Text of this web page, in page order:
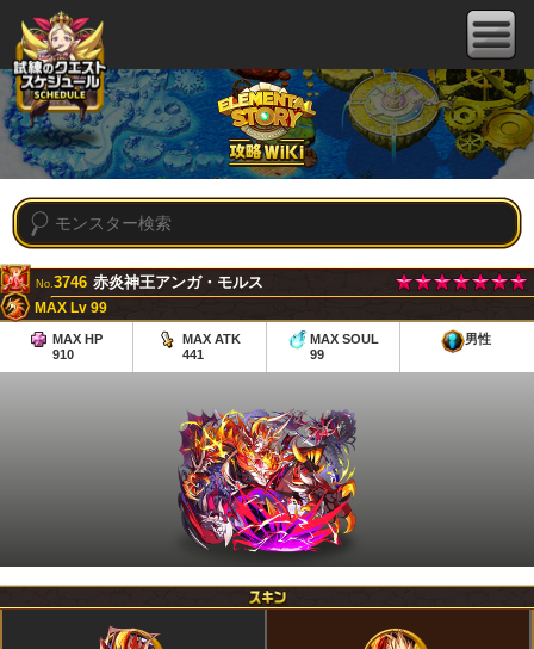
No.3746 赤炎神王アンガ・モルス
MAX Lv 99
MAX HP
910
MAX ATK
441
MAX SOUL
99
男性